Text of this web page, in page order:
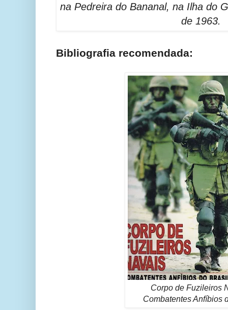
na Pedreira do Bananal, na Ilha do
de 1963.
Bibliografia recomendada:
Corpo de Fuzileiros
Combatentes Anfíbios